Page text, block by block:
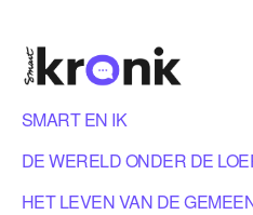
SMART EN IK
DE WERELD ONDER DE
HET LEVEN VAN DE